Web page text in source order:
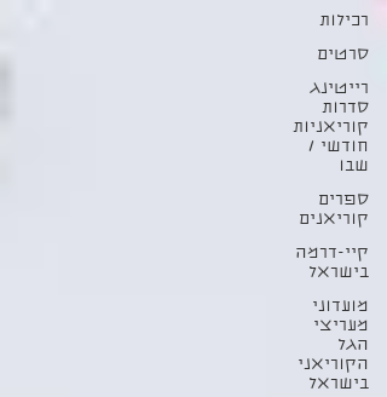
רכילות
סרטים
רייטינג
סדרות
קוריאניות
חודשי /
שבו
ספרים
קוריאנים
קיי-דרמה
בישראל
מועדוני
מעריצי
הגל
הקוריאני
בישראל